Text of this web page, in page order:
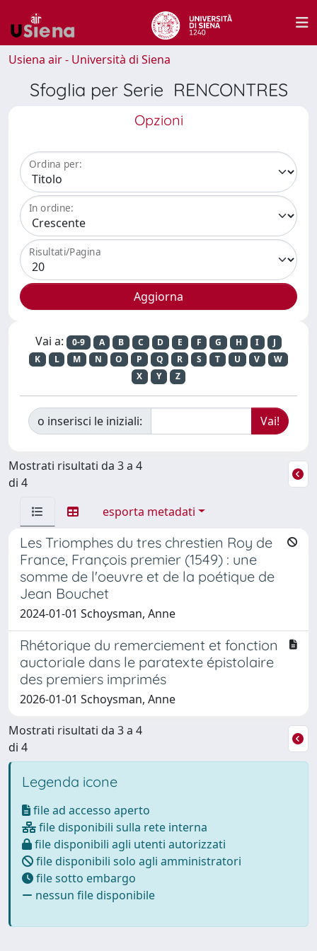
Usiena air - Università di Siena
Sfoglia per Serie RENCONTRES
Opzioni
Ordina per:
In ordine:
Risultati/Pagina
Vai a: 0-9 A B C D E F G H I
J
K
L M N O P Q R S T U V
W
X
Y Z
o inserisci le iniziali:
Mostrati risultati da 3 a 4
di 4
esporta metadati
Les Triomphes du tres chrestien Roy de
France, François premier (1549) : une
somme de l'oeuvre et de la poétique de
Jean Bouchet
2024-01-01 Schoysman, Anne
Rhétorique du remerciement et fonction
auctoriale dans le paratexte épistolaire
des premiers imprimés
2026-01-01 Schoysman, Anne
Mostrati risultati da 3 a 4
di 4
Legenda icone
file ad accesso aperto
file disponibili sulla rete interna
file disponibili agli utenti autorizzati
file disponibili solo agli amministratori
file sotto embargo
nessun file disponibile